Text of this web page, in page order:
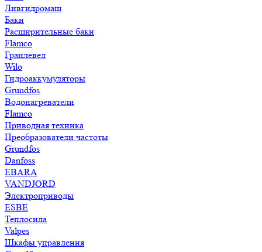
Ливгидромаш
Баки
Расширительные баки
Flamco
Гранлевел
Wilo
Гидроаккумуляторы
Grundfos
Водонагреватели
Flamco
Приводная техника
Преобразователи частоты
Grundfos
Danfoss
EBARA
VANDJORD
Электроприводы
ESBE
Теплосила
Valpes
Шкафы управления